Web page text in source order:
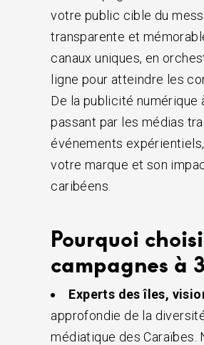
votre public cible du
transparente et
canaux uniques, en
ligne pour atteindre les
De la publicité numérique
passant par les médias
événements
votre marque et son
caribéens.
Pourquoi
campagnes à
Experts des îles,
approfondie de la
médiatique des Caraïbes.